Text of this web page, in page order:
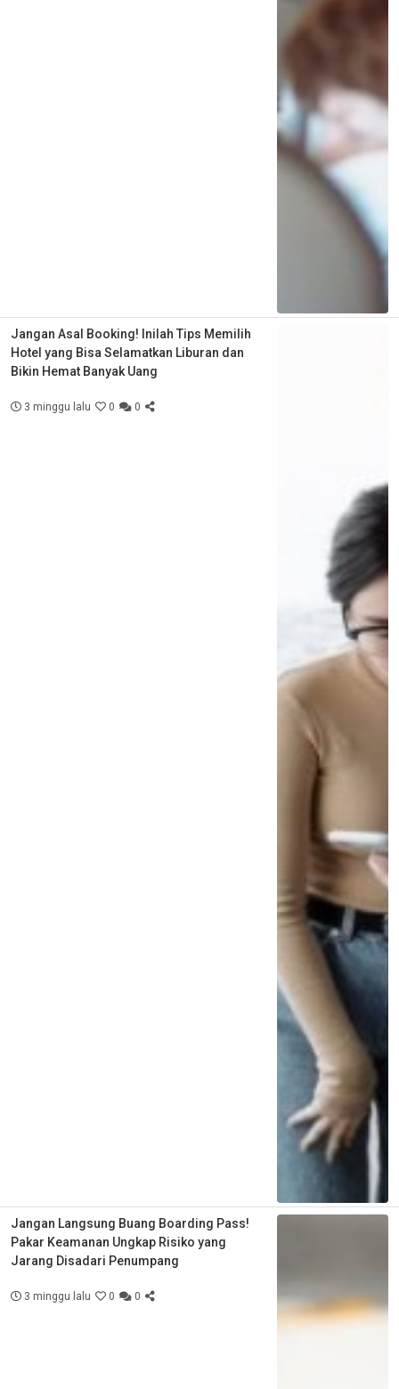
Jangan Asal Booking! Inilah Tips Memilih
Hotel yang Bisa Selamatkan Liburan dan
Bikin Hemat Banyak Uang
3 minggu lalu 0 0
Jangan Langsung Buang Boarding Pass!
Pakar Keamanan Ungkap Risiko yang
Jarang Disadari Penumpang
3 minggu lalu 0 0